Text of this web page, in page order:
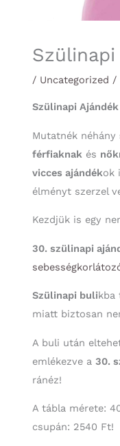
/ Uncategorized /
Szülinapi
Mutatnék néhány
férfiaknak és
vicces ajándékok
élményt szerzel
Kezdjük is egy
30. szülinapi
Szülinapi bulikba
miatt biztosan
A buli után
emlékezve a 30.
ránéz!
A tábla mérete:
csupán: 2540 Ft!